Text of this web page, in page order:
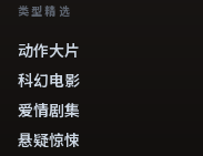
类型精选
动作大片
科幻电影
爱情剧集
悬疑惊悚